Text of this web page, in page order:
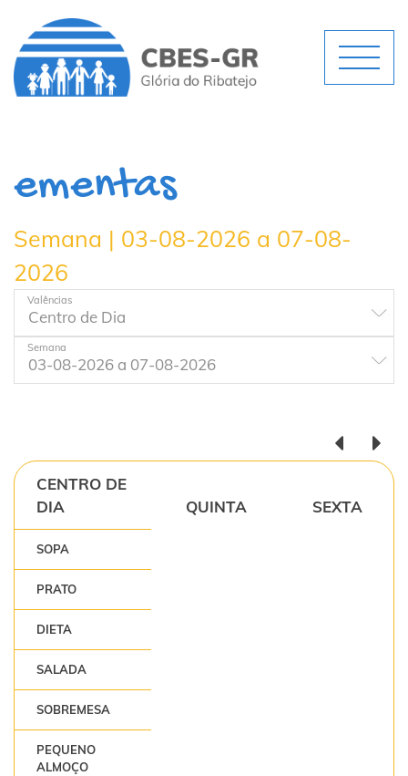
ementas
Semana | 03-08-2026 a 07-08-
2026
Valências
Semana
CENTRO DE
DIA
QUINTA SEXTA
SOPA
PRATO
DIETA
SALADA
SOBREMESA
PEQUENO
ALMOÇO